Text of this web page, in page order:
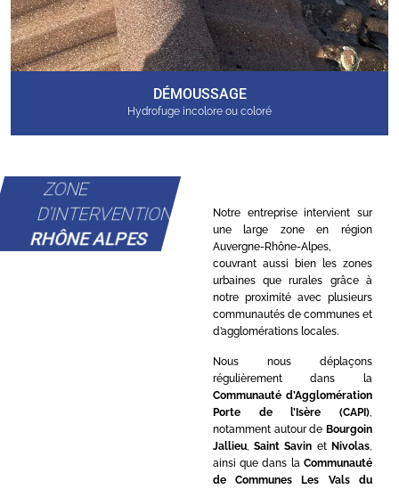
DÉMOUSSAGE
Hydrofuge incolore ou coloré
ZONE
D'INTERVENTION
RHÔNE ALPES
Notre entreprise intervient sur
une large zone en région
Auvergne-Rhône-Alpes,
couvrant aussi bien les zones
urbaines que rurales grâce à
notre proximité avec plusieurs
communautés de communes et
d’agglomérations locales.
Nous nous déplaçons
régulièrement dans la
Communauté d’Agglomération
Porte de l’Isère (CAPI)
notamment autour de Bourgoin
Jallieu,Saint Savin et Nivolas
ainsi que dans la Communauté
de Communes Les Vals du